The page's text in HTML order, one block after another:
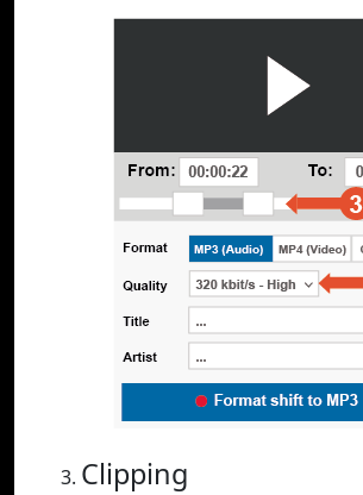
Clipping